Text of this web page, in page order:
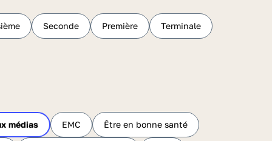
Seconde Première Terminale
médias EMC Être en bonne santé